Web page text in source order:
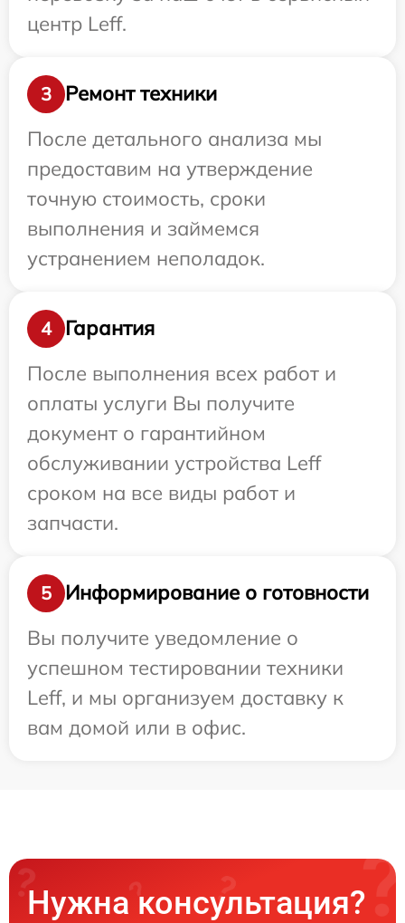
центр Leff.
3
Ремонт техники
После детального анализа мы
предоставим на утверждение
точную стоимость, сроки
выполнения и займемся
устранением неполадок.
4
Гарантия
После выполнения всех работ и
оплаты услуги Вы получите
документ о гарантийном
обслуживании устройства Leff
сроком на все виды работ и
запчасти.
5
Информирование о готовности
Вы получите уведомление о
успешном тестировании техники
Leff, и мы организуем доставку к
вам домой или в офис.
Нужна консультация?